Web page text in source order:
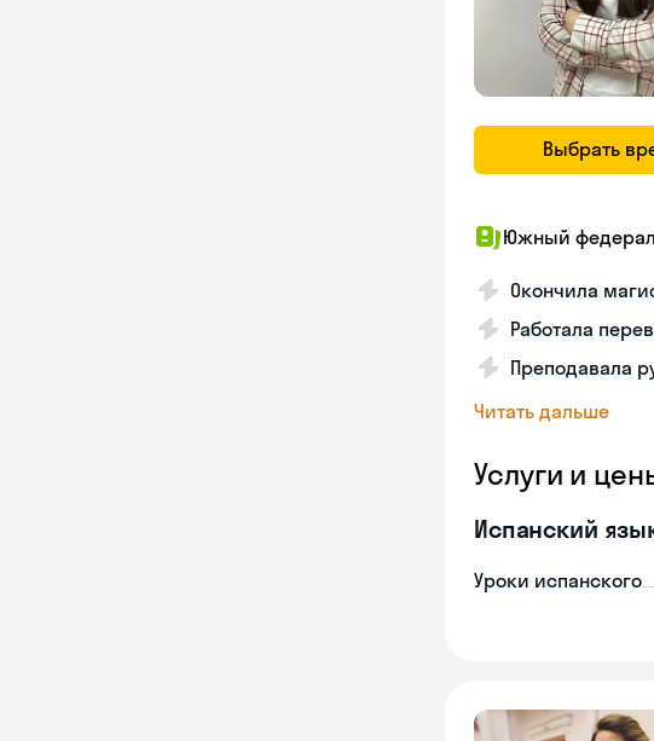
Выбрать
Южный
Окончила
Работала
Преподавала
Читать дальше
Услуги и
Испанский
Уроки испанского